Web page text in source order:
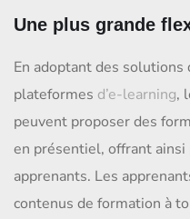
Une plus grande
En adoptant des
plateformes d’e-learning,
peuvent proposer des
en présentiel, offrant
apprenants. Les
contenus de formation à